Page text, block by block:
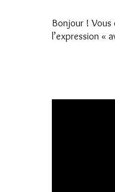
Bonjour ! Vous
l’expression «